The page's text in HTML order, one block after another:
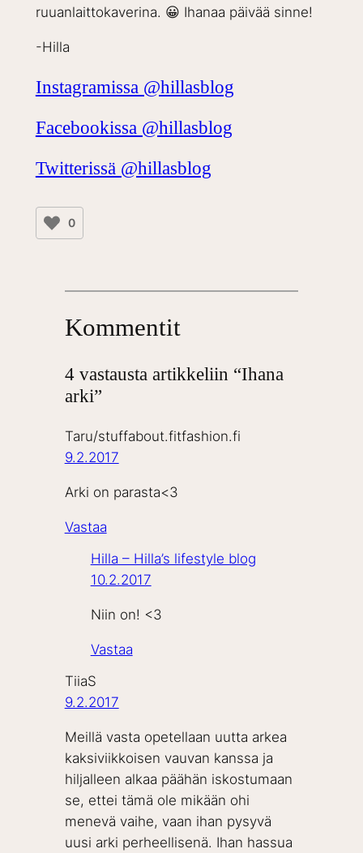
ruuanlaittokaverina. 😀 Ihanaa päivää sinne!
-Hilla
Instagramissa @hillasblog
Facebookissa @hillasblog
Twitterissä @hillasblog
0
Kommentit
4 vastausta artikkeliin “Ihana
arki”
Taru/stuffabout.fitfashion.fi
9.2.2017
Arki on parasta<3
Vastaa
Hilla – Hilla’s lifestyle blog
10.2.2017
Niin on! <3
Vastaa
TiiaS
9.2.2017
Meillä vasta opetellaan uutta arkea
kaksiviikkoisen vauvan kanssa ja
hiljalleen alkaa päähän iskostumaan
se, ettei tämä ole mikään ohi
menevä vaihe, vaan ihan pysyvä
uusi arki perheellisenä. Ihan hassua